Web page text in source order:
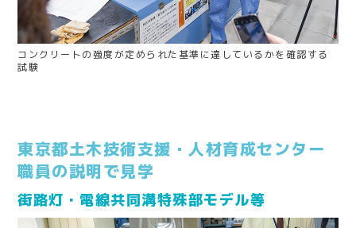
コンクリートの強度が定められた基準に達しているかを確認する
試験
東京都土木技術支援・人材育成センター
職員の説明で見学
街路灯・電線共同溝特殊部モデル等